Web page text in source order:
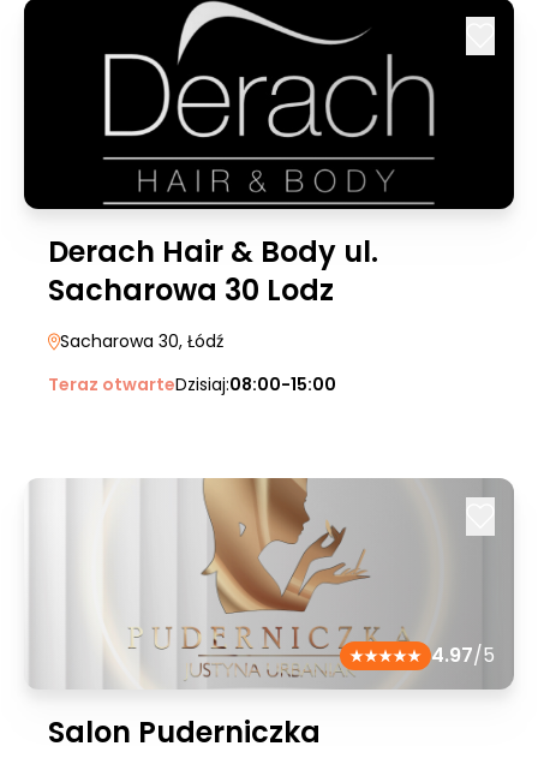
Derach Hair & Body ul.
Sacharowa 30 Lodz
Sacharowa 30, Łódź
Teraz otwarteDzisiaj:08:00-15:00
4.97/5
Salon Puderniczka